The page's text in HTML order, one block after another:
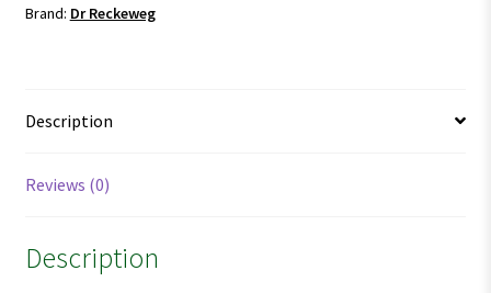
Brand: Dr Reckeweg
Description
Reviews (0)
Description